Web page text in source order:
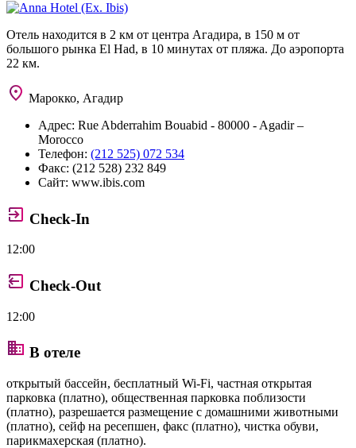
Отель находится в 2 км от центра Агадира, в 150 м от
большого рынка El Had, в 10 минутах от пляжа. До аэропорта
22 км.
Марокко, Агадир
Адрес: Rue Abderrahim Bouabid - 80000 - Agadir –
Morocco
Телефон: (212 525) 072 534
Факс: (212 528) 232 849
Сайт: www.ibis.com
Check-In
12:00
Check-Out
12:00
В отеле
открытый бассейн, бесплатный Wi-Fi, частная открытая
парковка (платно), общественная парковка поблизости
(платно), разрешается размещение с домашними животными
(платно), сейф на ресепшен, факс (платно), чистка обуви,
парикмахерская (платно).